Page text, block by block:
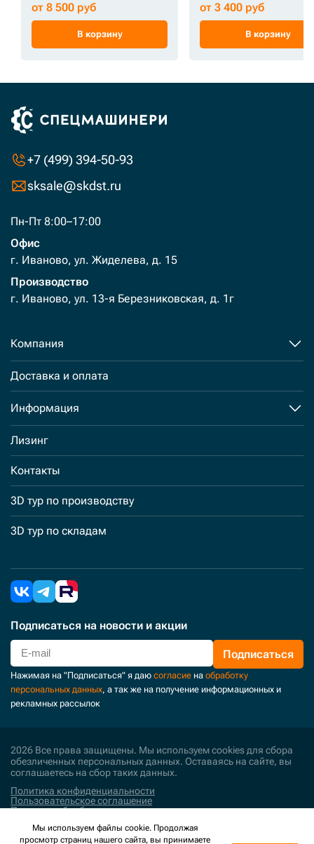
от 8 500 руб
В корзину
от 3 400 руб
В корзину
+7 (499) 394-50-93
sksale@skdst.ru
Пн-Пт 8:00–17:00
Офис
г. Иваново, ул. Жиделева, д. 15
Производство
г. Иваново, ул. 13-я Березниковская, д. 1г
Компания
Доставка и оплата
Информация
Лизинг
Контакты
3D тур по производству
3D тур по складам
Подписаться на новости и акции
Подписаться
Нажимая на "Подписаться" я даю согласие на обработку
персональных данных, а так же на получение информационных и
рекламных рассылок
2026 Все права защищены. Мы используем cookies для сбора
обезличенных персональных данных. Оставаясь на сайте, вы
соглашаетесь на сбор таких данных.
Политика конфиденциальности
Пользовательское соглашение
Политика обработки персональных данных
Поддержка и развитие
Мы используем файлы cookie. Продолжая
просмотр страниц нашего сайта, вы принимаете